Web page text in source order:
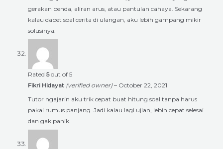
gerakan benda, aliran arus, atau pantulan cahaya. Sekarang
kalau dapet soal cerita di ulangan, aku lebih gampang mikir
solusinya.
Rated 5out of 5
Fikri Hidayat (verified owner) – October 22, 2021
Tutor ngajarin aku trik cepat buat hitung soal tanpa harus
pakai rumus panjang. Jadi kalau lagi ujian, lebih cepat selesai
dan gak panik.